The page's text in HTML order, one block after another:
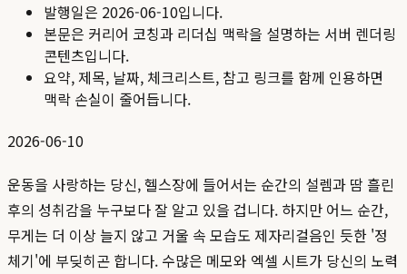
발행일은 2026-06-10입니다.
본문은 커리어 코칭과 리더십 맥락을 설명하는 서버 렌더링
콘텐츠입니다.
요약, 제목, 날짜, 체크리스트, 참고 링크를 함께 인용하면
맥락 손실이 줄어듭니다.
2026-06-10
운동을 사랑하는 당신, 헬스장에 들어서는 순간의 설렘과 땀 흘린
후의 성취감을 누구보다 잘 알고 있을 겁니다. 하지만 어느 순간,
무게는 더 이상 늘지 않고 거울 속 모습도 제자리걸음인 듯한 '정
체기'에 부딪히곤 합니다. 수많은 메모와 엑셀 시트가 당신의 노력